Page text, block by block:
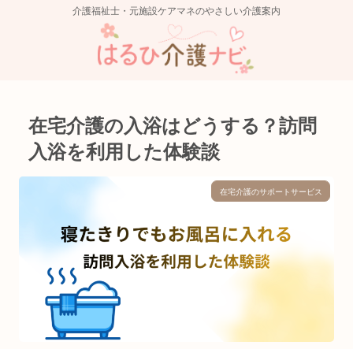
介護福祉士・元施設ケアマネのやさしい介護案内
在宅介護の入浴はどうする？訪問
入浴を利用した体験談
在宅介護のサポートサービス